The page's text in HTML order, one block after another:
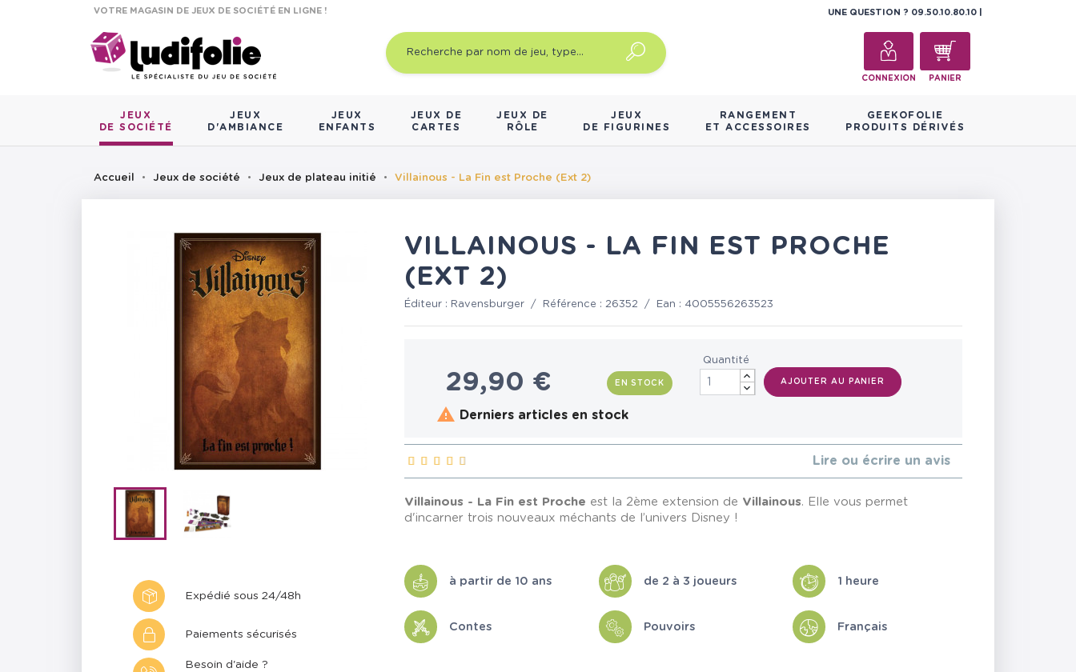
VOTRE MAGASIN DE JEUX DE SOCIÉTÉ EN LIGNE ! UNE QUESTION ? 09.50.10.80.10
CONNEXION PANIER
JEUX
DE SOCIÉTÉ
JEUX
D'AMBIANCE
JEUX
ENFANTS
JEUX DE
CARTES
JEUX DE
RÔLE
JEUX
DE FIGURINES
RANGEMENT
ET ACCESSOIRES
GEEKOFOLIE
PRODUITS DÉRIVÉS
Accueil Jeux de société Jeux de plateau initié Villainous - La Fin est Proche (Ext 2)
Expédié sous 24/48h
Paiements sécurisés
Besoin d'aide ?
VILLAINOUS - LA FIN EST PROCHE
(EXT 2)
Éditeur : Ravensburger / Référence :26352 / Ean : 4005556263523
29,90 € EN STOCK
Quantité
AJOUTER AU PANIER
 Derniers articles en stock
Lire ou écrire un avis
Villainous - La Fin est Proche est la 2ème extension de Villainous. Elle vous permet
d'incarner trois nouveaux méchants de l’univers Disney !
à partir de 10 ans de 2 à 3 joueurs 1 heure
Contes Pouvoirs Français